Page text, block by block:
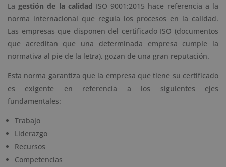
Lagestión de la calidad ISO 9001:2015 hace referencia a la
norma internacional que regula los procesos en la calidad.
Las empresas que disponen del certificado ISO (documentos
que acreditan que una determinada empresa cumple la
normativa al pie de la letra), gozan de una gran reputación.
Esta norma garantiza que la empresa que tiene su certificado
es exigente en referencia a los siguientes ejes
fundamentales:
Trabajo
Liderazgo
Recursos
Competencias